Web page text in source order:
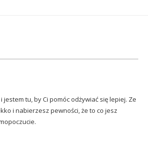
jestem tu, by Ci pomóc odżywiać się lepiej. Ze
i nabierzesz pewności, że to co jesz